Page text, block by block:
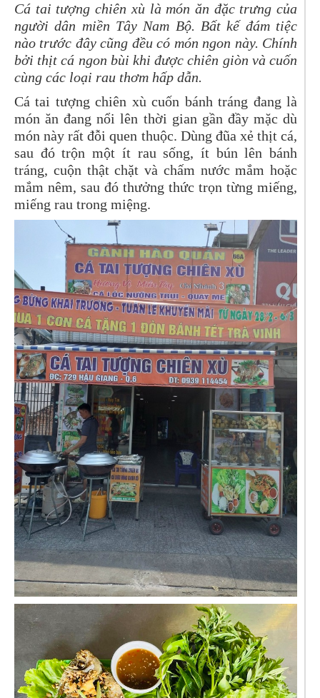
Cá tai tượng chiên xù là món ăn đặc trưng của
người dân miền Tây Nam Bộ. Bất kế đám tiệc
nào trước đây cũng đều có món ngon này. Chính
bởi thịt cá ngon bùi khi được chiên giòn và cuốn
cùng các loại rau thơm hấp dẫn.
Cá tai tượng chiên xù cuốn bánh tráng đang là
món ăn đang nổi lên thời gian gần đầy mặc dù
món này rất đỗi quen thuộc. Dùng đũa xẻ thịt cá,
sau đó trộn một ít rau sống, ít bún lên bánh
tráng, cuộn thật chặt và chấm nước mắm hoặc
mắm nêm, sau đó thưởng thức trọn từng miếng,
miếng rau trong miệng.